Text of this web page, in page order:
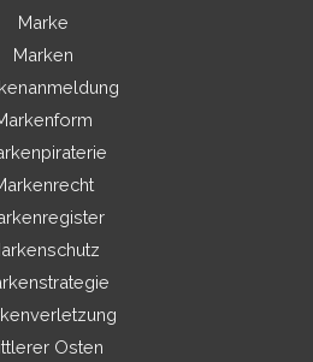
Marke
Marken
Osten